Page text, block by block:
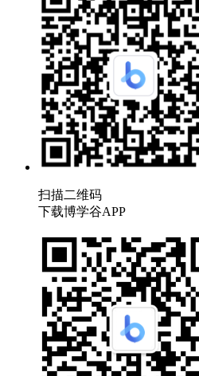
扫描二维码
下载博学谷APP